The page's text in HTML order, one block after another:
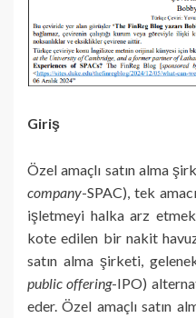
Giriş
Özel amaçlı satın alma
company-SPAC), tek
işletmeyi halka arz
kote edilen bir nakit
satın alma şirketi,
public offering-IPO)
eder. Özel amaçlı satın